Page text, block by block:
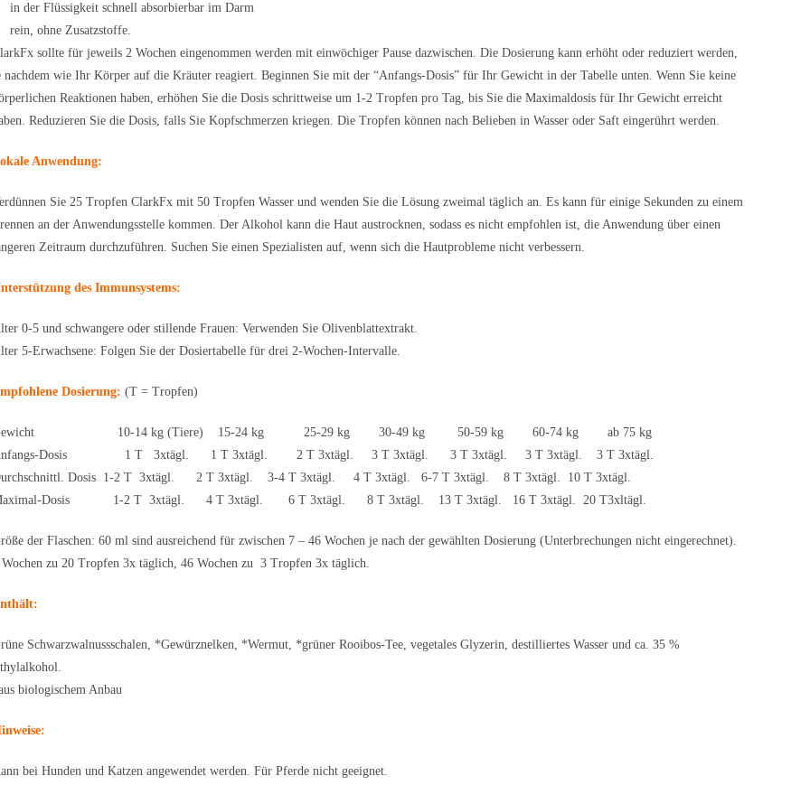
in der Flüssigkeit schnell absorbierbar im Darm
rein, ohne Zusatzstoffe.
sollte für jeweils 2 Wochen eingenommen werden mit einwöchiger Pause dazwischen. Die Dosierung kann erhöht oder reduziert werden,
nachdem wie Ihr Körper auf die Kräuter reagiert. Beginnen Sie mit der “Anfangs-Dosis” für Ihr Gewicht in der Tabelle unten. Wenn Sie keine
Reaktionen haben, erhöhen Sie die Dosis schrittweise um 1-2 Tropfen pro Tag, bis Sie die Maximaldosis für Ihr Gewicht erreicht
Reduzieren Sie die Dosis, falls Sie Kopfschmerzen kriegen. Die Tropfen können nach Belieben in Wasser oder Saft eingerührt werden.
Anwendung:
Sie 25 Tropfen ClarkFx mit 50 Tropfen Wasser und wenden Sie die Lösung zweimal täglich an. Es kann für einige Sekunden zu einem
an der Anwendungsstelle kommen. Der Alkohol kann die Haut austrocknen, sodass es nicht empfohlen ist, die Anwendung über einen
Zeitraum durchzuführen. Suchen Sie einen Spezialisten auf, wenn sich die Hautprobleme nicht verbessern.
des Immunsystems:
0-5 und schwangere oder stillende Frauen: Verwenden Sie Olivenblattextrakt.
5-Erwachsene: Folgen Sie der Dosiertabelle für drei 2-Wochen-Intervalle.
Dosierung: (T = Tropfen)
10-14 kg (Tiere) 15-24 kg 25-29 kg 30-49 kg 50-59 kg 60-74 kg ab 75 kg
Dosis 1 T 3xtägl. 1 T 3xtägl. 2 T 3xtägl. 3 T 3xtägl. 3 T 3xtägl. 3 T 3xtägl. 3 T 3xtägl.
Dosis 1-2 T 3xtägl. 2 T 3xtägl. 3-4 T 3xtägl. 4 T 3xtägl. 6-7 T 3xtägl. 8 T 3xtägl. 10 T 3xtägl.
Dosis 1-2 T 3xtägl. 4 T 3xtägl. 6 T 3xtägl. 8 T 3xtägl. 13 T 3xtägl. 16 T 3xtägl. 20 T3xltägl.
der Flaschen: 60 ml sind ausreichend für zwischen 7 – 46 Wochen je nach der gewählten Dosierung (Unterbrechungen nicht eingerechnet).
Wochen zu 20 Tropfen 3x täglich, 46 Wochen zu 3 Tropfen 3x täglich.
Schwarzwalnussschalen, *Gewürznelken, *Wermut, *grüner Rooibos-Tee, vegetales Glyzerin, destilliertes Wasser und ca. 35 %
biologischem Anbau
bei Hunden und Katzen angewendet werden. Für Pferde nicht geeignet.